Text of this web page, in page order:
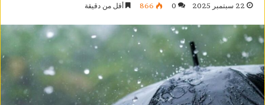
22 سبتمبر 2025 0
866 أقل من دقيقة